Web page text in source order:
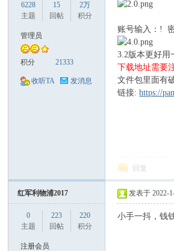
6228
主题
15
回帖
2万
积分
管理员
积分 21333
收听TA 发消息
账号输入：!
3.2版本更好用
下载地址需要
文件包里面有
链接:https://
回复
红军利物浦2017
0
主题
223
回帖
220
积分
注册会员
发表于 2022-
小手一抖，钱